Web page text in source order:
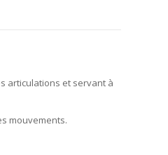
articulations et servant à
mouvements.